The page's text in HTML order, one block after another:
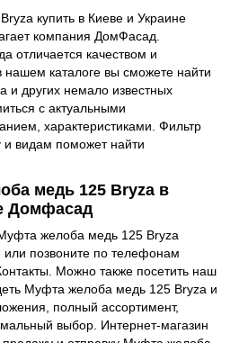
купить в Киеве и Украине
компания ДомФасад.
отличается качеством и
нашем каталоге вы сможете найти
и других немало известных
с актуальными
характеристиками. Фильтр
и видам поможет найти
медь 125 Bryza в
Домфасад
желоба медь 125 Bryza
или позвоните по телефонам
Можно также посетить наш
Муфта желоба медь 125 Bryza и
полный ассортимент,
выбор. Интернет-магазин